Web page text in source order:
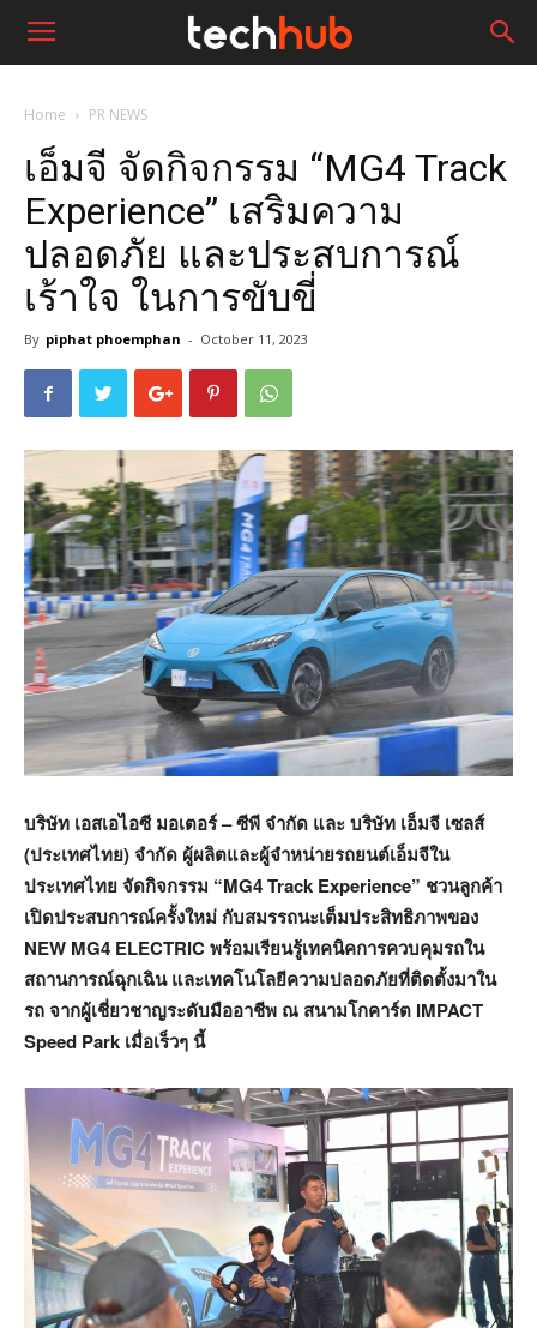
Home PR NEWS
เอ็มจี จัดกิจกรรม “MG4 Track
Experience” เสริมความ
ปลอดภัย และประสบการณ์
เร้าใจ ในการขับขี่
By piphat phoemphan - October 11, 2023
บริษัท เอสเอไอซี มอเตอร์ – ซีพี จำกัด และ บริษัท เอ็มจี เซลส์
(ประเทศไทย) จำกัด ผู้ผลิตและผู้จำหน่ายรถยนต์เอ็มจีใน
ประเทศไทย จัดกิจกรรม “MG4 Track Experience” ชวนลูกค้า
เปิดประสบการณ์ครั้งใหม่ กับสมรรถนะเต็มประสิทธิภาพของ
NEW MG4 ELECTRIC พร้อมเรียนรู้เทคนิคการควบคุมรถใน
สถานการณ์ฉุกเฉิน และเทคโนโลยีความปลอดภัยที่ติดตั้งมาใน
รถ จากผู้เชี่ยวชาญระดับมืออาชีพ ณ สนามโกคาร์ต IMPACT
Speed Park เมื่อเร็วๆ นี้